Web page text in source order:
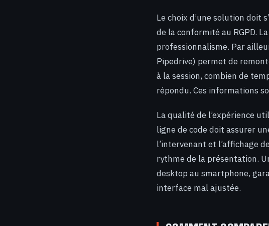
Le choix d’une solution doit
de la conformité au RGPD.
professionnalisme. Par
Pipedrive) permet de
à la session, combien de
répondu. Ces informations
La qualité de l’expérience
ligne de code doit assurer
l’intervenant et l’affichage
rythme de la présentation.
desktop au smartphone,
interface mal ajustée.